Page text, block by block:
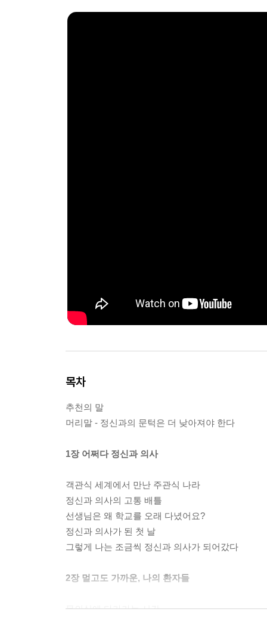
목차
추천의 말
머리말 - 정신과의 문턱은 더 낮아져야 한다
1장 어쩌다 정신과 의사
객관식 세계에서 만난 주관식 나라
정신과 의사의 고통 배틀
선생님은 왜 학교를 오래 다녔어요?
정신과 의사가 된 첫 날
그렇게 나는 조금씩 정신과 의사가 되어갔다
2장 멀고도 가까운, 나의 환자들
무의식에 다가가는 시간